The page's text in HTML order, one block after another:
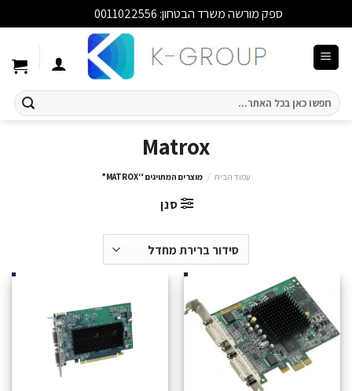
ספק מורשה משרד הבטחון: 0011022556
חיפוש
עבור:
Matrox
עמוד הבית / מוצרים המתויגים “MATROX”
סנן